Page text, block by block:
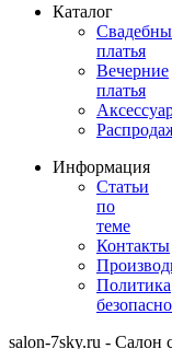
Каталог
платья
Вечерние
платья
Информация
Статьи
по
теме
Контакты
Политика
salon-7sky.ru - Салон